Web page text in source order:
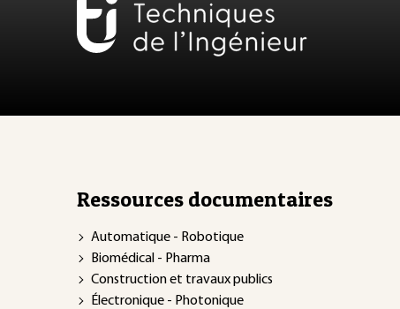
Ressources documentaires
Automatique - Robotique
Biomédical - Pharma
Construction et travaux publics
Électronique - Photonique